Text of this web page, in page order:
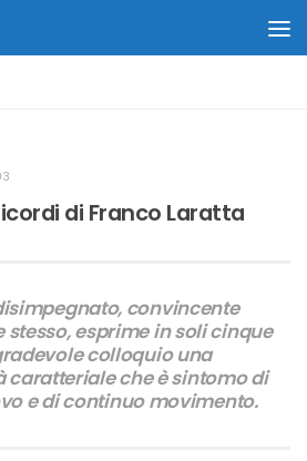
di Franco Laratta
convincente
esprime in soli cinque
colloquio una
che è sintomo di
e di continuo movimento.